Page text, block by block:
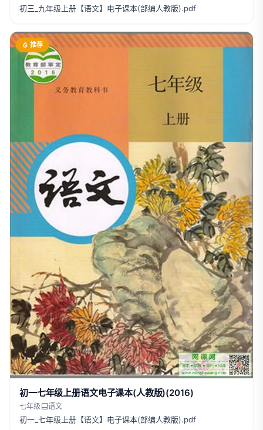
初三_九年级上册【语文】电子课本(部编人教版).pdf
推荐
初一七年级上册语文电子课本(人教版)(2016)
七年级 语文
初一_七年级上册【语文】电子课本(部编人教版).pdf